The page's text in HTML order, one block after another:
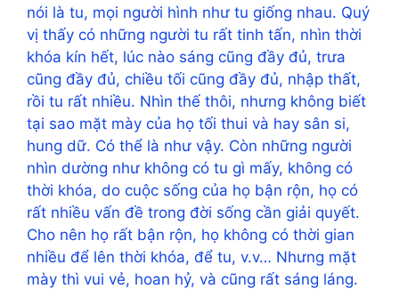
nói là tu, mọi người hình như tu giống nhau. Quý
vị thấy có những người tu rất tinh tấn, nhìn thời
khóa kín hết, lúc nào sáng cũng đầy đủ, trưa
cũng đầy đủ, chiều tối cũng đầy đủ, nhập thất,
rồi tu rất nhiều. Nhìn thế thôi, nhưng không biết
tại sao mặt mày của họ tối thui và hay sân si,
hung dữ. Có thể là như vậy. Còn những người
nhìn dường như không có tu gì mấy, không có
thời khóa, do cuộc sống của họ bận rộn, họ có
rất nhiều vấn đề trong đời sống cần giải quyết.
Cho nên họ rất bận rộn, họ không có thời gian
nhiều để lên thời khóa, để tu, v.v… Nhưng mặt
mày thì vui vẻ, hoan hỷ, và cũng rất sáng láng.